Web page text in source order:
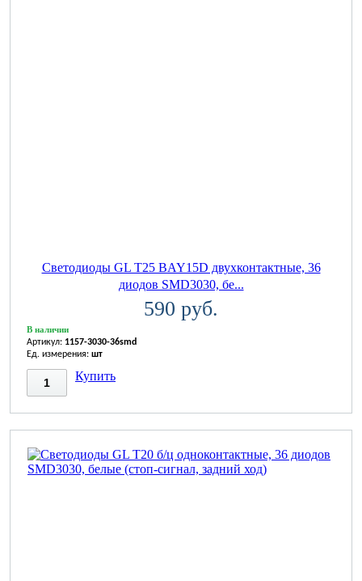
Светодиоды GL T25 BAY15D двухконтактные, 36
диодов SMD3030, бе...
590 руб.
В наличии
Артикул: 1157-3030-36smd
Ед. измерения: шт
Купить